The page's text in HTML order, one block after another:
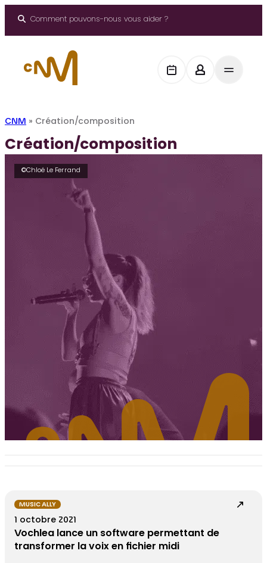
Comment pouvons-nous vous aider ?
CNM » Création/composition
Création/composition
©Chloé Le Ferrand
MUSIC ALLY
1 octobre 2021
Vochlea lance un software permettant de
transformer la voix en fichier midi